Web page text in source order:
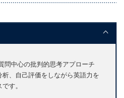
問中心の批判的思考アプローチ
、自己評価をしながら英語力を
す。